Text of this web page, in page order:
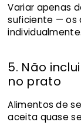
Variar apenas
suficiente — os
individualmente.
5. Não
no prato
Alimentos de
aceita quase